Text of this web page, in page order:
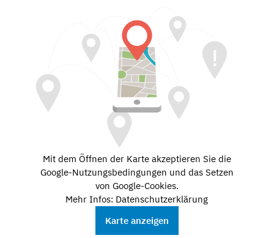
Mit dem Öffnen der Karte akzeptieren Sie die
Google-Nutzungsbedingungen und das Setzen
von Google-Cookies.
Mehr Infos: Datenschutzerklärung
Karte anzeigen